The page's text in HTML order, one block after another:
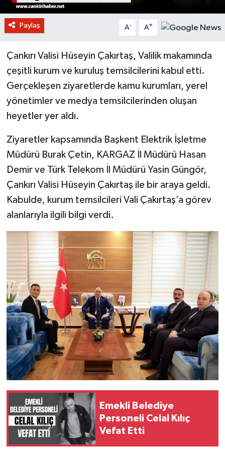
Paylaş A- A+
Çankırı Valisi Hüseyin Çakırtaş, Valilik makamında
çeşitli kurum ve kuruluş temsilcilerini kabul etti.
Gerçekleşen ziyaretlerde kamu kurumları, yerel
yönetimler ve medya temsilcilerinden oluşan
heyetler yer aldı.
Ziyaretler kapsamında Başkent Elektrik İşletme
Müdürü Burak Çetin, KARGAZ İl Müdürü Hasan
Demir ve Türk Telekom İl Müdürü Yasin Güngör,
Çankırı Valisi Hüseyin Çakırtaş ile bir araya geldi.
Kabulde, kurum temsilcileri Vali Çakırtaş’a görev
alanlarıyla ilgili bilgi verdi.
Emekli Belediye
Personeli Celal Kılıç
Vefat Etti